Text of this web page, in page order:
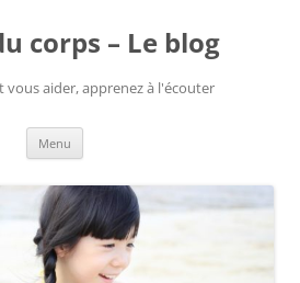
corps – Le blog
vous aider, apprenez à l'écouter
Menu